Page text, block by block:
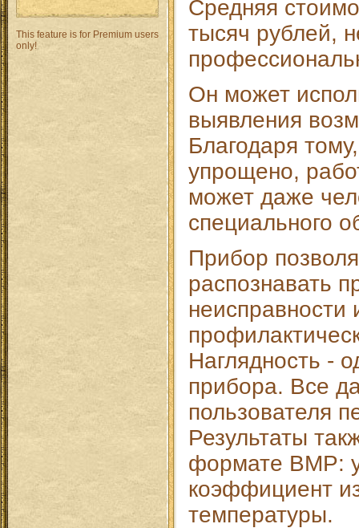
This feature is for Premium users
only!
Средняя
тысяч рублей,
Он может
выявления
Благодаря
упрощено,
может даже
специального
Прибор
распознавать
неисправности
Наглядность -
прибора. Все
пользователя
Результаты
формате BMP:
коэффициент
температуры.